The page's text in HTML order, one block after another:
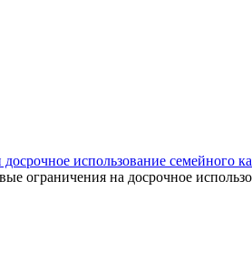
использование семейного
ограничения на досрочное